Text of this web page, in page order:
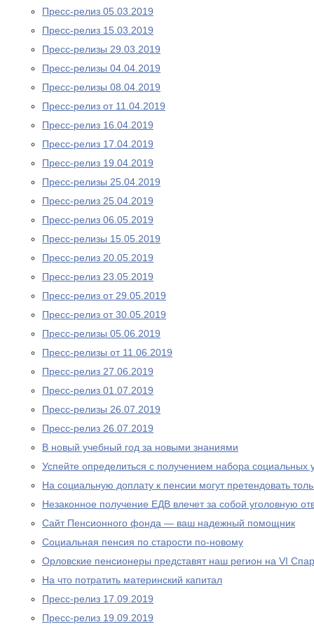
Пресс-релиз 05.03.2019
Пресс-релиз 15.03.2019
Пресс-релизы 29.03.2019
Пресс-релизы 04.04.2019
Пресс-релизы 08.04.2019
Пресс-релиз от 11.04.2019
Пресс-релиз 16.04.2019
Пресс-релиз 17.04.2019
Пресс-релиз 19.04.2019
Пресс-релизы 25.04.2019
Пресс-релиз 25.04.2019
Пресс-релиз 06.05.2019
Пресс-релизы 15.05.2019
Пресс-релиз 20.05.2019
Пресс-релиз 23.05.2019
Пресс-релиз от 29.05.2019
Пресс-релиз от 30.05.2019
Пресс-релизы 05.06.2019
Пресс-релизы от 11.06.2019
Пресс-релиз 27.06.2019
Пресс-релиз 01.07.2019
Пресс-релизы 26.07.2019
Пресс-релиз 26.07.2019
В новый учебный год за новыми знаниями
Успейте определиться с получением набора социальных
На социальную доплату к пенсии могут претендовать
Незаконное получение ЕДВ влечет за собой уголовную
Сайт Пенсионного фонда — ваш надежный помощник
Социальная пенсия по старости по-новому
Орловские пенсионеры представят наш регион на VI
На что потратить материнский капитал
Пресс-релиз 17.09.2019
Пресс-релиз 19.09.2019